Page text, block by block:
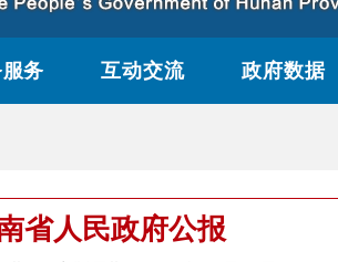
务 互动交流 政府数据
省人民政府公报